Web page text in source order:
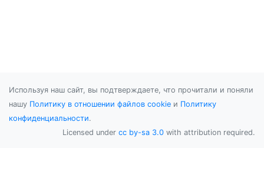
Используя наш сайт, вы подтверждаете, что прочитали и поняли
нашу Политику в отношении файлов cookie и Политику
конфиденциальности.
Licensed under cc by-sa 3.0 with attribution required.